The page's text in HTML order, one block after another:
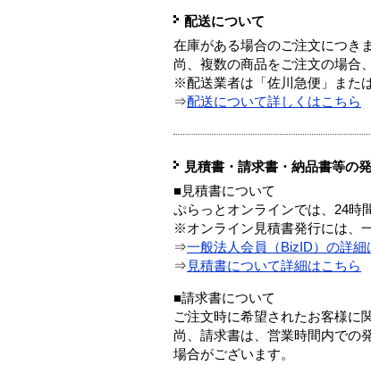
配送について
在庫がある場合のご注文につき
尚、複数の商品をご注文の場合
※配送業者は「佐川急便」また
⇒配送について詳しくはこちら
見積書・請求書・納品書等の
■見積書について
ぷらっとオンラインでは、24時
※オンライン見積書発行には、
⇒一般法人会員（BizID）の詳細
⇒ 見積書について詳細はこちら
■請求書について
ご注文時に希望されたお客様に
尚、請求書は、営業時間内での
場合がございます。